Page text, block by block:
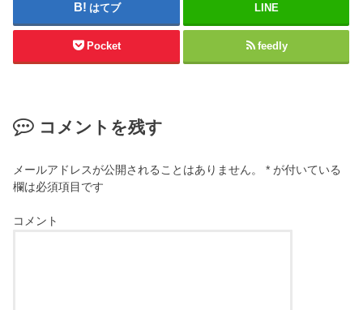
はてブ LINE
Pocket feedly
コメントを残す
メールアドレスが公開されることはありません。 * が付いている
欄は必須項目です
コメント